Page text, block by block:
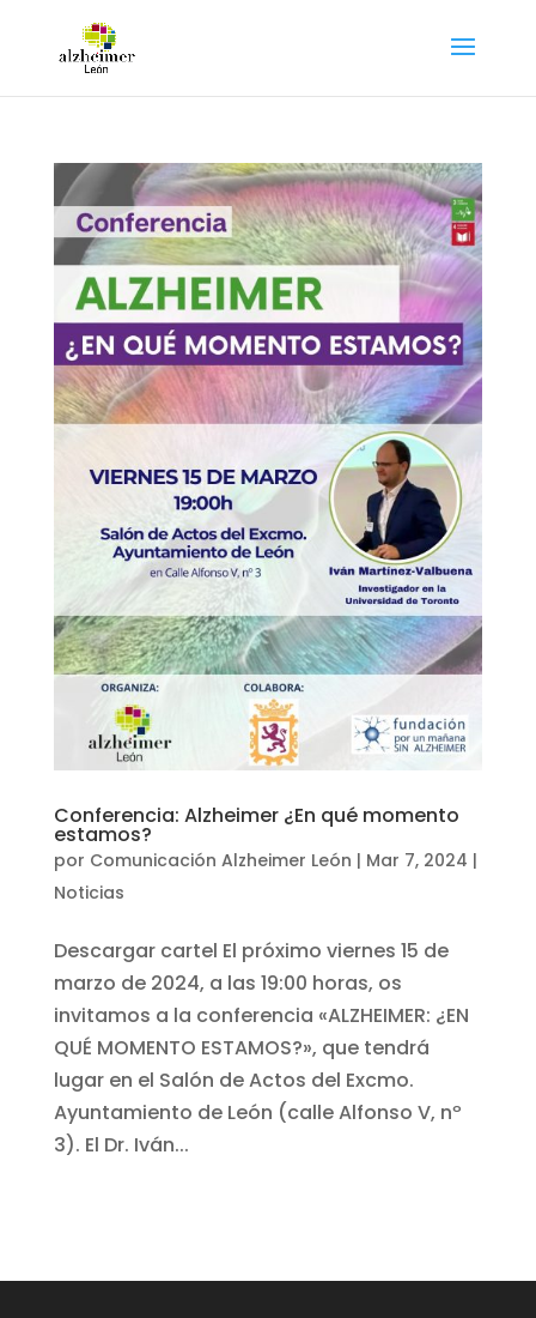
Conferencia: Alzheimer ¿En qué momento
estamos?
por Comunicación Alzheimer León | Mar 7, 2024 |
Noticias
Descargar cartel El próximo viernes 15 de
marzo de 2024, a las 19:00 horas, os
invitamos a la conferencia «ALZHEIMER: ¿EN
QUÉ MOMENTO ESTAMOS?», que tendrá
lugar en el Salón de Actos del Excmo.
Ayuntamiento de León (calle Alfonso V, nº
3). El Dr. Iván...